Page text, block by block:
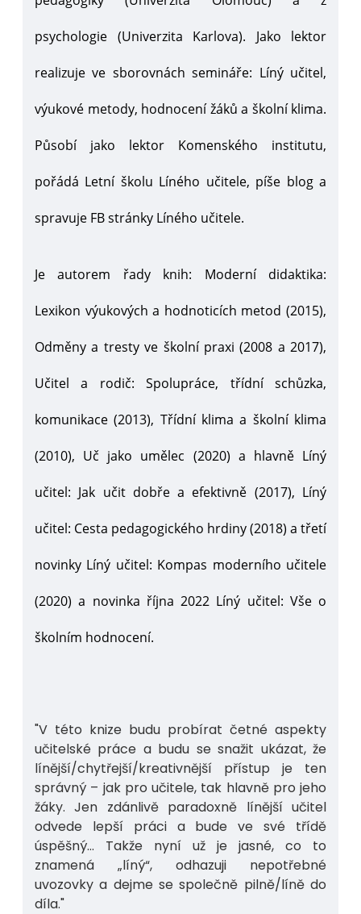
psychologie (Univerzita Karlova). Jako lektor
realizuje ve sborovnách semináře: Líný učitel,
výukové metody, hodnocení žáků a školní klima.
Působí jako lektor Komenského institutu,
pořádá Letní školu Líného učitele, píše blog a
spravuje FB stránky Líného učitele.
Je autorem řady knih: Moderní didaktika:
Lexikon výukových a hodnoticích metod (2015),
Odměny a tresty ve školní praxi (2008 a 2017),
Učitel a rodič: Spolupráce, třídní schůzka,
komunikace (2013), Třídní klima a školní klima
(2010), Uč jako umělec (2020) a hlavně Líný
učitel: Jak učit dobře a efektivně (2017), Líný
učitel: Cesta pedagogického hrdiny (2018) a třetí
novinky Líný učitel: Kompas moderního učitele
(2020) a novinka října 2022 Líný učitel: Vše o
školním hodnocení.
"V této knize budu probírat četné aspekty
učitelské práce a budu se snažit ukázat, že
línější/chytřejší/kreativnější přístup je ten
správný – jak pro učitele, tak hlavně pro jeho
žáky. Jen zdánlivě paradoxně línější učitel
odvede lepší práci a bude ve své třídě
úspěšný… Takže nyní už je jasné, co to
znamená „líný“, odhazuji nepotřebné
uvozovky a dejme se společně pilně/líně do
díla."